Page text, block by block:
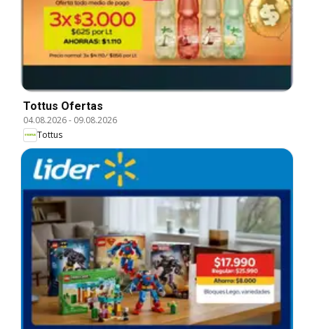
Tottus Ofertas
04.08.2026- 09.08.2026
Tottus